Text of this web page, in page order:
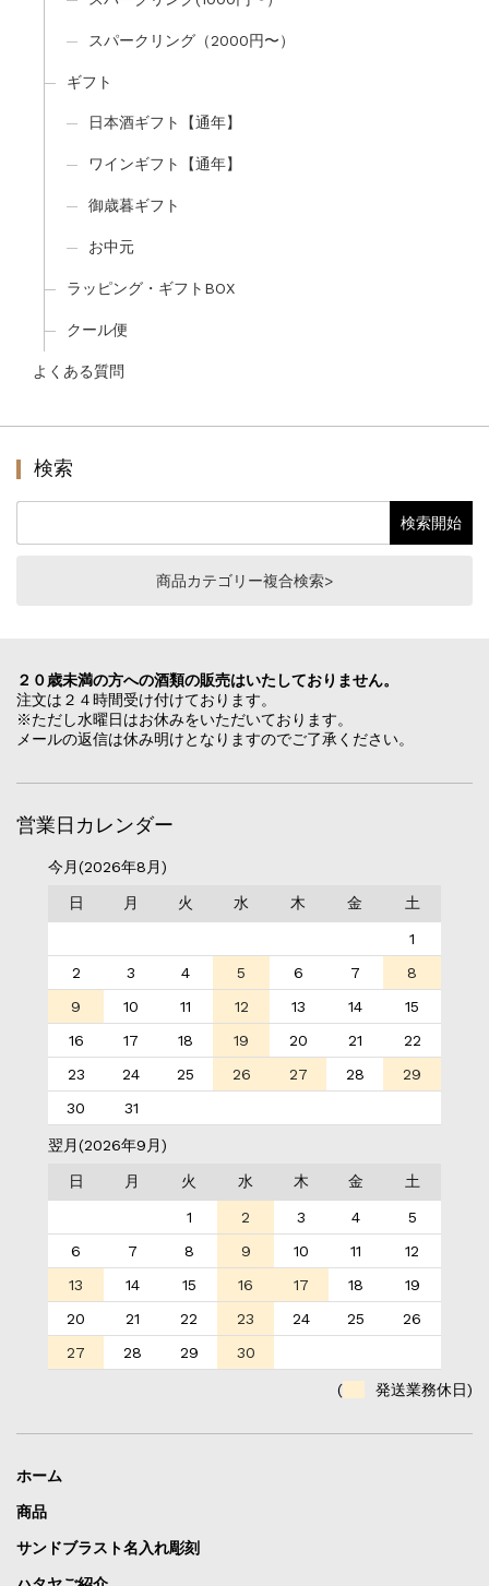
スパークリング（2000円〜）
ギフト
日本酒ギフト【通年】
ワインギフト【通年】
御歳暮ギフト
お中元
ラッピング・ギフトBOX
クール便
よくある質問
検索
商品カテゴリー複合検索>
２０歳未満の方への酒類の販売はいたしておりません。
注文は２４時間受け付けております。
※ただし水曜日はお休みをいただいております。
メールの返信は休み明けとなりますのでご了承ください。
営業日カレンダー
今月(2026年8月)
日 月 火 水 木 金 土
1
2
3 4 5 6 7
8
9
10 11 12 13 14
15
16
17 18 19 20 21
22
23
24 25 26 27 28
29
30
31
翌月(2026年9月)
日 月 火 水 木 金 土
1 2 3 4
5
6
7 8 9 10 11
12
13
14 15 16 17 18
19
20
21 22 23 24 25
26
27
28 29 30
( 発送業務休日)
ホーム
商品
サンドブラスト名入れ彫刻